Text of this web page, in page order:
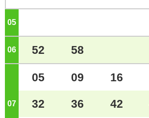
05
06 52 58
07
05 09 16
32 36 42